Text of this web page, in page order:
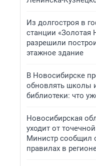
Из долгостроя в
станции «Золотая
разрешили
этажное здание
В Новосибирске
обновлять школы
библиотеки: что
Новосибирская
уходит от
Министр сообщил
правилах в